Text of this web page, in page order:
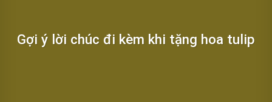
Gợi ý lời chúc đi kèm khi tặng hoa tulip